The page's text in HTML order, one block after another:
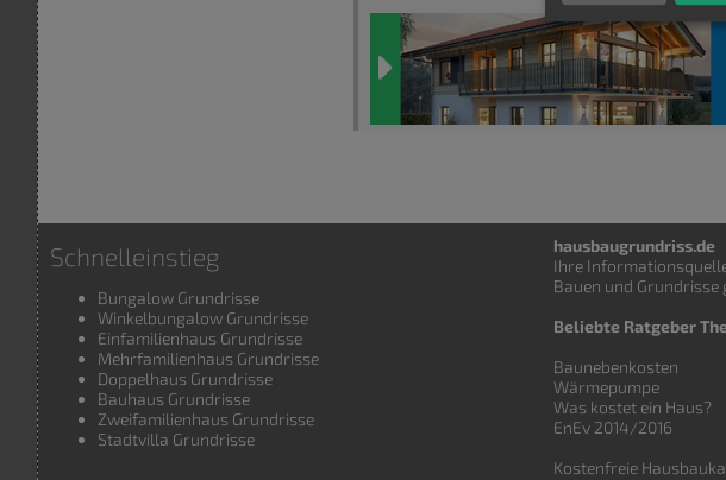
Schnelleinstieg
Bungalow Grundrisse
Winkelbungalow Grundrisse
Einfamilienhaus Grundrisse
Mehrfamilienhaus Grundrisse
Doppelhaus Grundrisse
Bauhaus Grundrisse
Zweifamilienhaus Grundrisse
Stadtvilla Grundrisse
hausbaugrundriss.de
Ihre
Bauen und Grundrisse
Beliebte Ratgeber
Baunebenkosten
Wärmepumpe
Was kostet ein Haus?
EnEv 2014/2016
Kostenfreie